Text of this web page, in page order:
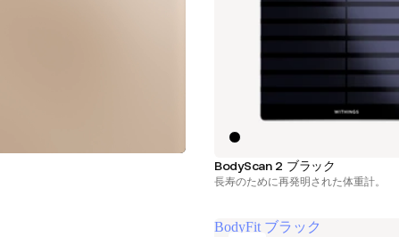
BodyScan 2 ブラック
長寿のために再発明された体重計。
BodyFit ブラック